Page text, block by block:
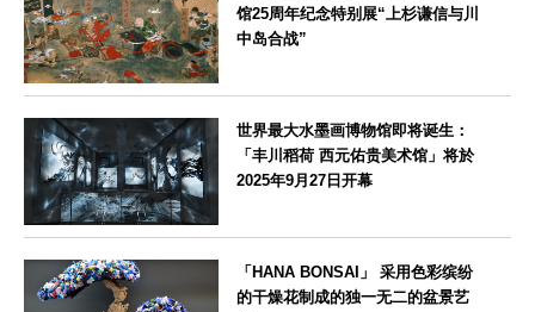
馆25周年纪念特别展“上杉谦信与川
中岛合战”
世界最大水墨画博物馆即将诞生：
「丰川稻荷 西元佑贵美术馆」将於
2025年9月27日开幕
「HANA BONSAI」 采用色彩缤纷
的干燥花制成的独一无二的盆景艺